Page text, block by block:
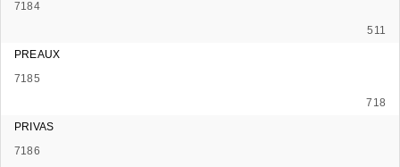
7184
511
PREAUX
7185
718
PRIVAS
7186